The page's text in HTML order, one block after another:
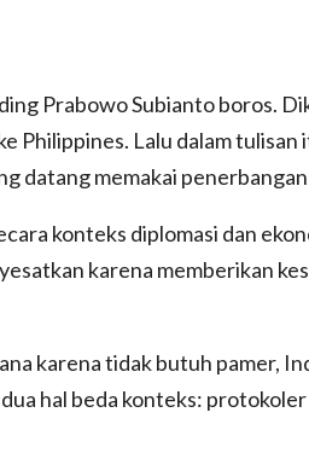
Prabowo Subianto boros.
Philippines. Lalu dalam tulisan
datang memakai
konteks diplomasi dan
karena memberikan
karena tidak butuh pamer,
hal beda konteks: